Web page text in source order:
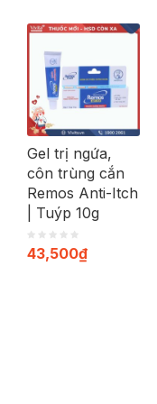
Gel trị ngứa,
côn trùng cắn
Remos Anti-Itch
| Tuýp 10g
43,500₫